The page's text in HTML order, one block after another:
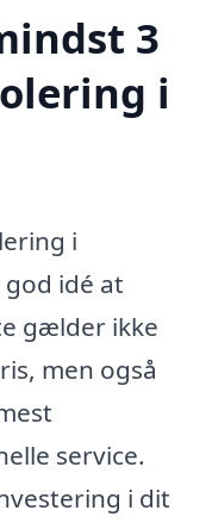
3
i
i
idé at
gælder ikke
men også
service.
i dit